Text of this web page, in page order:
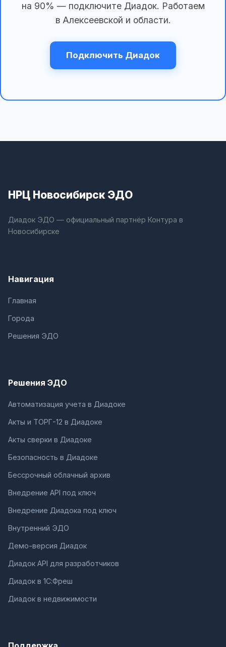
на 90% — подключите Диадок. Работаем
в Алексеевской и области.
Подключить Диадок
НРЦ Новосибирск ЭДО
Диадок ЭДО — официальный партнёр Контура в
Новосибирске
Навигация
Главная
Города
Решения ЭДО
Решения ЭДО
Автоматизация учета в Диадоке
Акты и ТОРГ-12 в Диадоке
Акты сверки в Диадоке
Безопасность в Диадоке
Бессрочный облачный архив
Внедрение API под ключ
Внедрение Диадока под ключ
Внутренний ЭДО
Демо-версия Диадок
Диадок API для разработчиков
Диадок в 1С:Фреш
Диадок в недвижимости